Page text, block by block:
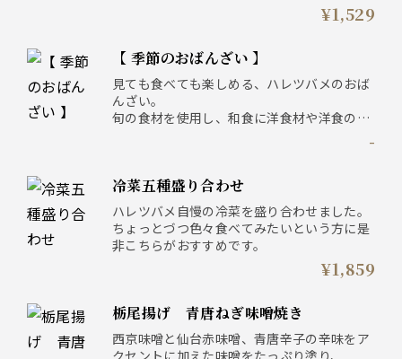
¥1,529
【 季節のおばんざい 】
見ても食べても楽しめる、ハレツバメのおば
んざい。
旬の食材を使用し、和食に洋食材や洋食の調
です。
-
冷菜五種盛り合わせ
ハレツバメ自慢の冷菜を盛り合わせました。
ちょっとづつ色々食べてみたいという方に是
非こちらがおすすめです。
¥1,859
栃尾揚げ 青唐ねぎ味噌焼き
西京味噌と仙台赤味噌、青唐辛子の辛味をア
クセントに加えた味噌をたっぷり塗り、